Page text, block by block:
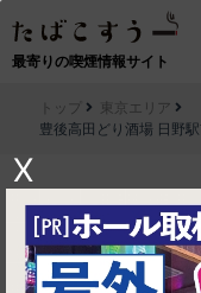
最寄りの喫煙情報サイト
X
トップ
東京エリア
豊後高田どり酒場 日野
▶ ルートを見る